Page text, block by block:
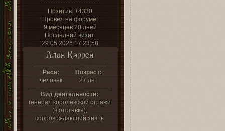
Позитив: +4330
Провел на форуме:
9 месяцев 20 дней
Последний визит:
29.05.2026 17:23:58
Алан Кэррон
Раса:
человек
Возраст:
27 лет
Вид деятельности:
генерал королевской стражи
(в отставке),
сопровождающий знать